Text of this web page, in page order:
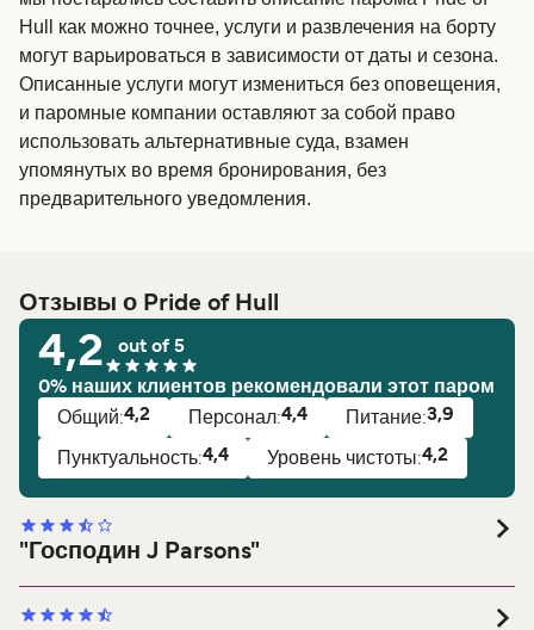
Hull как можно точнее, услуги и развлечения на борту
могут варьироваться в зависимости от даты и сезона.
Описанные услуги могут измениться без оповещения,
и паромные компании оставляют за собой право
использовать альтернативные суда, взамен
упомянутых во время бронирования, без
предварительного уведомления.
Отзывы о Pride of Hull
4,2 out of 5
0% наших клиентов рекомендовали этот паром
Общий:4,2 Персонал:4,4 Питание:3,9
Пунктуальность:4,4 Уровень чистоты:4,2
"Господин J Parsons"
Общий: